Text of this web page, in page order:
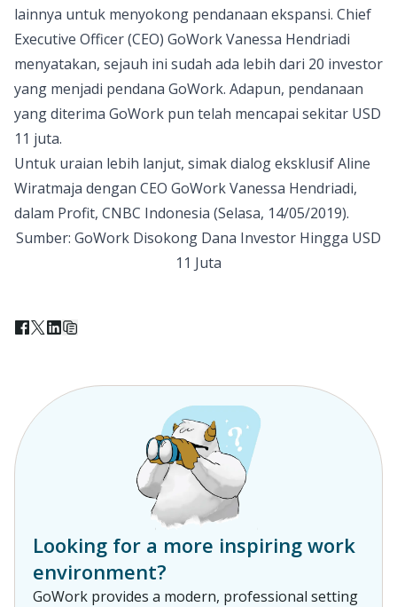
lainnya untuk menyokong pendanaan ekspansi. Chief
Executive Officer (CEO) GoWork Vanessa Hendriadi
menyatakan, sejauh ini sudah ada lebih dari 20 investor
yang menjadi pendana GoWork. Adapun, pendanaan
yang diterima GoWork pun telah mencapai sekitar USD
11 juta.
Untuk uraian lebih lanjut, simak dialog eksklusif Aline
Wiratmaja dengan CEO GoWork Vanessa Hendriadi,
dalam Profit, CNBC Indonesia (Selasa, 14/05/2019).
Sumber: GoWork Disokong Dana Investor Hingga USD
11 Juta
Looking for a more inspiring work
environment?
GoWork provides a modern, professional setting